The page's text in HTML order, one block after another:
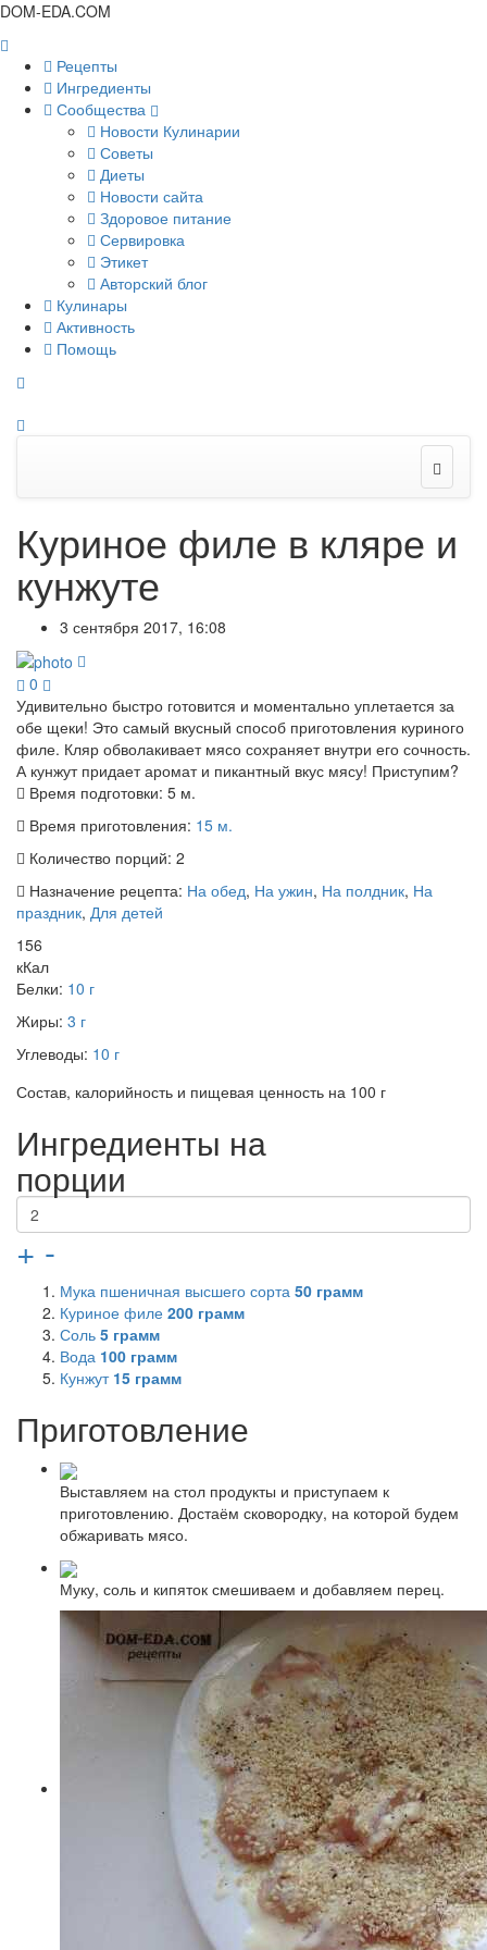
DOM-EDA.COM
Рецепты
Ингредиенты
Сообщества
Новости Кулинарии
Советы
Диеты
Новости сайта
Здоровое питание
Сервировка
Этикет
Авторский блог
Кулинары
Активность
Помощь
Куриное филе в кляре и
кунжуте
3 сентября 2017, 16:08
0
Удивительно быстро готовится и моментально уплетается за
обе щеки! Это самый вкусный способ приготовления куриного
филе. Кляр обволакивает мясо сохраняет внутри его сочность.
А кунжут придает аромат и пикантный вкус мясу! Приступим?
Время подготовки: 5 м.
Время приготовления: 15 м.
Количество порций: 2
Назначение рецепта: На обед, На ужин, На полдник, На
праздник, Для детей
156
кКал
Белки: 10 г
Жиры: 3 г
Углеводы: 10 г
Состав, калорийность и пищевая ценность на 100 г
Ингредиенты на
порции
+ -
Мука пшеничная высшего сорта 50 грамм
Куриное филе 200 грамм
Соль 5 грамм
Вода 100 грамм
Кунжут 15 грамм
Приготовление
Выставляем на стол продукты и приступаем к
приготовлению. Достаём сковородку, на которой будем
обжаривать мясо.
Муку, соль и кипяток смешиваем и добавляем перец.